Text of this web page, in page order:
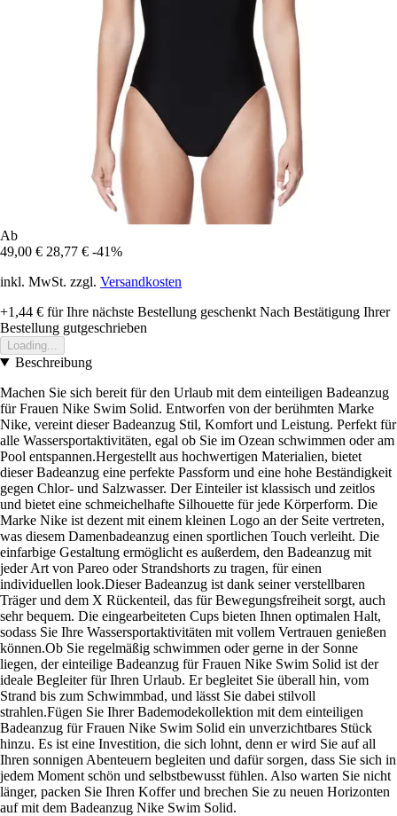
Ab
49,00 € 28,77 € -41%
inkl. MwSt. zzgl. Versandkosten
+1,44 € für Ihre nächste Bestellung geschenkt Nach Bestätigung Ihrer
Bestellung gutgeschrieben
Loading...
Beschreibung
Machen Sie sich bereit für den Urlaub mit dem einteiligen Badeanzug
für Frauen Nike Swim Solid. Entworfen von der berühmten Marke
Nike, vereint dieser Badeanzug Stil, Komfort und Leistung. Perfekt für
alle Wassersportaktivitäten, egal ob Sie im Ozean schwimmen oder am
Pool entspannen.Hergestellt aus hochwertigen Materialien, bietet
dieser Badeanzug eine perfekte Passform und eine hohe Beständigkeit
gegen Chlor- und Salzwasser. Der Einteiler ist klassisch und zeitlos
und bietet eine schmeichelhafte Silhouette für jede Körperform. Die
Marke Nike ist dezent mit einem kleinen Logo an der Seite vertreten,
was diesem Damenbadeanzug einen sportlichen Touch verleiht. Die
einfarbige Gestaltung ermöglicht es außerdem, den Badeanzug mit
jeder Art von Pareo oder Strandshorts zu tragen, für einen
individuellen look.Dieser Badeanzug ist dank seiner verstellbaren
Träger und dem X Rückenteil, das für Bewegungsfreiheit sorgt, auch
sehr bequem. Die eingearbeiteten Cups bieten Ihnen optimalen Halt,
sodass Sie Ihre Wassersportaktivitäten mit vollem Vertrauen genießen
können.Ob Sie regelmäßig schwimmen oder gerne in der Sonne
liegen, der einteilige Badeanzug für Frauen Nike Swim Solid ist der
ideale Begleiter für Ihren Urlaub. Er begleitet Sie überall hin, vom
Strand bis zum Schwimmbad, und lässt Sie dabei stilvoll
strahlen.Fügen Sie Ihrer Bademodekollektion mit dem einteiligen
Badeanzug für Frauen Nike Swim Solid ein unverzichtbares Stück
hinzu. Es ist eine Investition, die sich lohnt, denn er wird Sie auf all
Ihren sonnigen Abenteuern begleiten und dafür sorgen, dass Sie sich in
jedem Moment schön und selbstbewusst fühlen. Also warten Sie nicht
länger, packen Sie Ihren Koffer und brechen Sie zu neuen Horizonten
auf mit dem Badeanzug Nike Swim Solid.